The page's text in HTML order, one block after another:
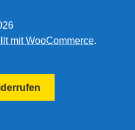
mit WooCommerce.